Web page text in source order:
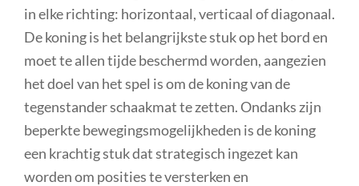
in elke richting: horizontaal, verticaal of diagonaal.
De koning is het belangrijkste stuk op het bord en
moet te allen tijde beschermd worden, aangezien
het doel van het spel is om de koning van de
tegenstander schaakmat te zetten. Ondanks zijn
beperkte bewegingsmogelijkheden is de koning
een krachtig stuk dat strategisch ingezet kan
worden om posities te versterken en